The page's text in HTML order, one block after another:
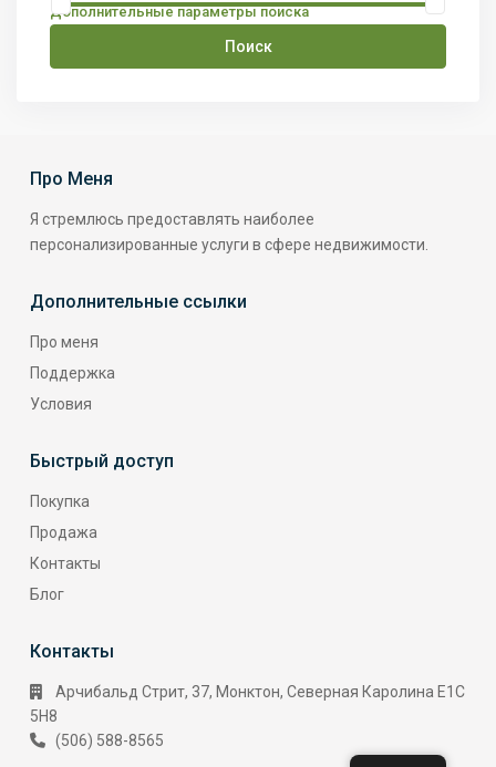
Дополнительные параметры поиска
Поиск
Про Меня
Я стремлюсь предоставлять наиболее
персонализированные услуги в сфере недвижимости.
Дополнительные ссылки
Про меня
Поддержка
Условия
Быстрый доступ
Покупка
Продажа
Контакты
Блог
Контакты
Арчибальд Стрит, 37, Монктон, Северная Каролина E1C
5H8
(506) 588-8565